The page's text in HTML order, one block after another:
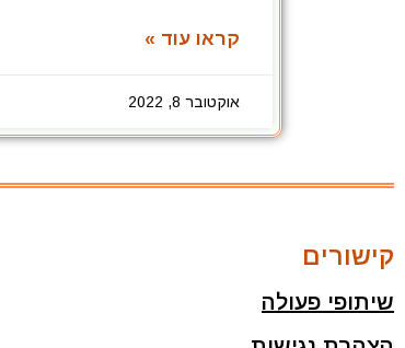
קראו עוד »
אוקטובר 8, 2022
קישורים
שיתופי פעולה